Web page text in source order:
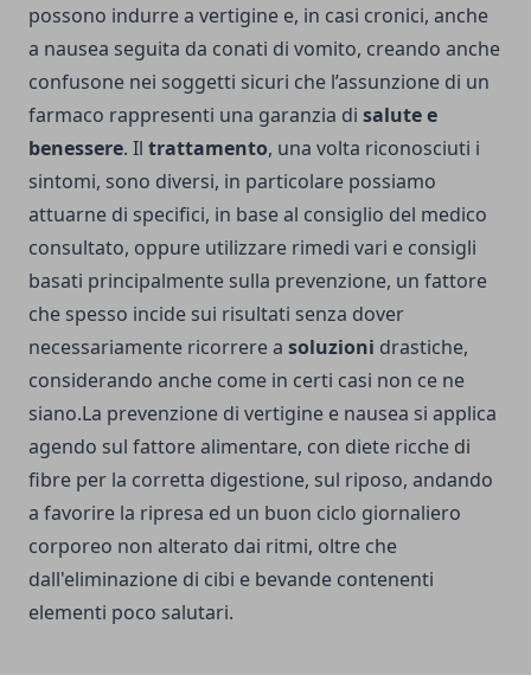
possono indurre a vertigine e, in casi cronici, anche
a nausea seguita da conati di vomito, creando anche
confusone nei soggetti sicuri che l’assunzione di un
farmaco rappresenti una garanzia di salute e
benessere. Il trattamento, una volta riconosciuti i
sintomi, sono diversi, in particolare possiamo
attuarne di specifici, in base al consiglio del medico
consultato, oppure utilizzare rimedi vari e consigli
basati principalmente sulla prevenzione, un fattore
che spesso incide sui risultati senza dover
necessariamente ricorrere a soluzioni drastiche,
considerando anche come in certi casi non ce ne
siano.La prevenzione di vertigine e nausea si applica
agendo sul fattore alimentare, con diete ricche di
fibre per la corretta digestione, sul riposo, andando
a favorire la ripresa ed un buon ciclo giornaliero
corporeo non alterato dai ritmi, oltre che
dall'eliminazione di cibi e bevande contenenti
elementi poco salutari.